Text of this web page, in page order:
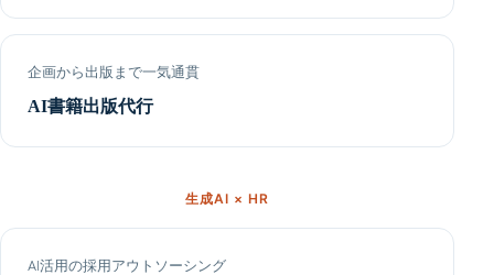
企画から出版まで一気通貫
AI書籍出版代行
生成AI × HR
AI活用の採用アウトソーシング